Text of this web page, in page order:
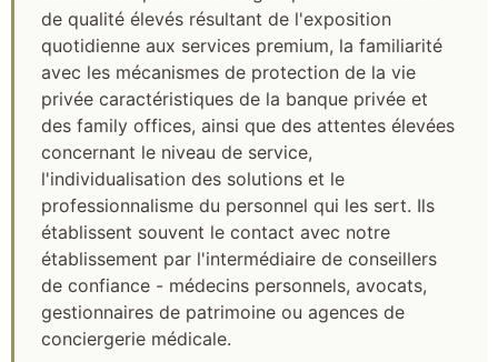
de qualité élevés résultant de l'exposition
quotidienne aux services premium, la familiarité
avec les mécanismes de protection de la vie
privée caractéristiques de la banque privée et
des family offices, ainsi que des attentes élevées
concernant le niveau de service,
l'individualisation des solutions et le
professionnalisme du personnel qui les sert. Ils
établissent souvent le contact avec notre
établissement par l'intermédiaire de conseillers
de confiance - médecins personnels, avocats,
gestionnaires de patrimoine ou agences de
conciergerie médicale.